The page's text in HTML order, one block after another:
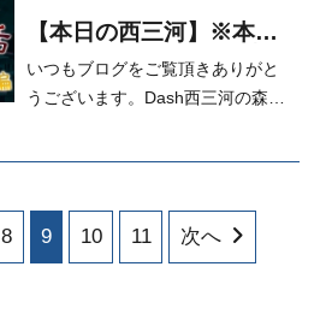
【本日の西三河】※本日
YouTube公開！！ 納
車・契約・商談ありがと
うございます。
いつもブログをご覧頂きありがと
うございます。Dash西三河の森で
8 9 10 11 次へ